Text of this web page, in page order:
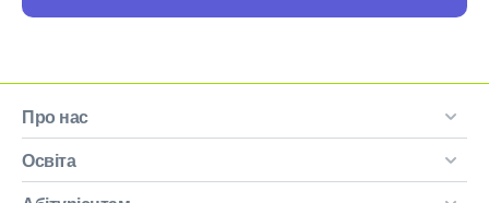
Про нас
Освіта